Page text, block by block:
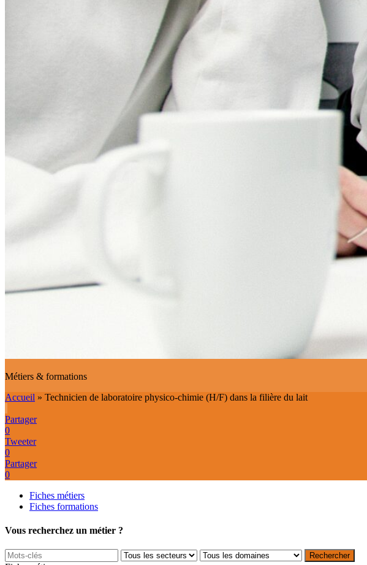
Métiers & formations
Accueil » Technicien de laboratoire physico-chimie (H/F) dans la filière du lait
Partager
0
Tweeter
0
Partager
0
Fiches métiers
Fiches formations
Vous recherchez un métier ?